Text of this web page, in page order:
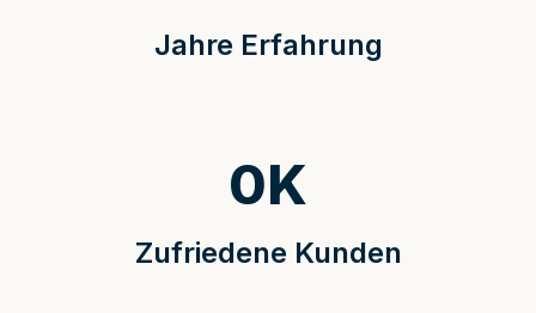
Jahre Erfahrung
Zufriedene Kunden
0K